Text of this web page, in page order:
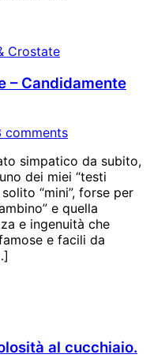
Crostate
– Candidamente
comments
simpatico da subito,
dei miei “testi
“mini”, forse per
e quella
e ingenuità che
e facili da
al cucchiaio.